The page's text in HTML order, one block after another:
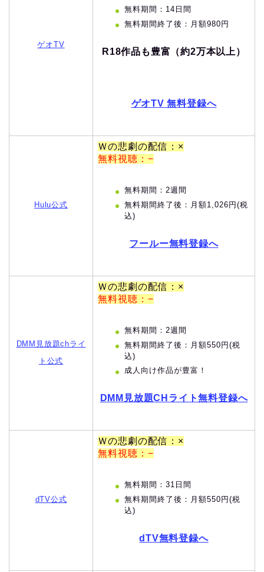
ゲオTV
無料期間：14日間
無料期間終了後：月額980円
R18作品も豊富（約2万本以上）
ゲオTV 無料登録へ
Hulu公式
Ｗの悲劇の配信：×
無料視聴：−
無料期間：2週間
無料期間終了後：月額1,026円(税
込)
フールー無料登録へ
DMM見放題chライ
ト公式
Ｗの悲劇の配信：×
無料視聴：−
無料期間：2週間
無料期間終了後：月額550円(税
込)
成人向け作品が豊富！
DMM見放題CHライト無料登録へ
dTV公式
Ｗの悲劇の配信：×
無料視聴：−
無料期間：31日間
無料期間終了後：月額550円(税
込)
dTV無料登録へ